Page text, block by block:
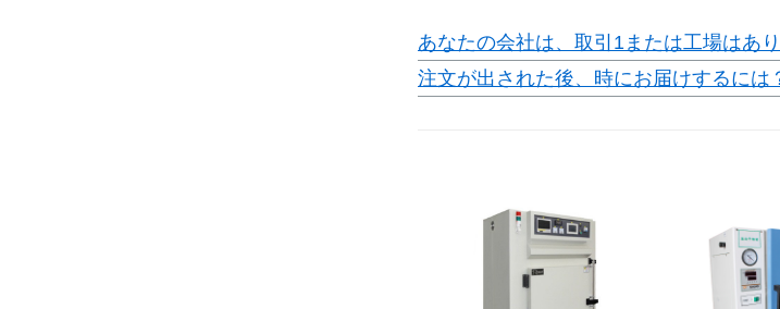
あなたの会社は、取引1または工場はあ
注文が出された後、時にお届けするには